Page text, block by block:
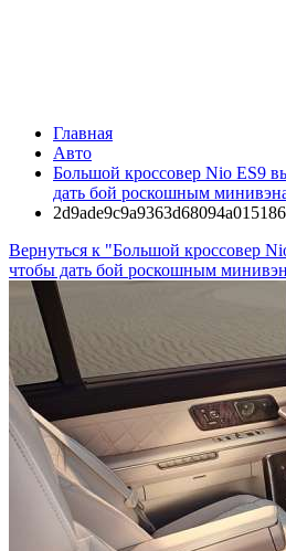
Главная
Авто
Большой кроссовер Nio ES9
дать бой роскошным
Вернуться к "Большой кроссовер
чтобы дать бой роскошным